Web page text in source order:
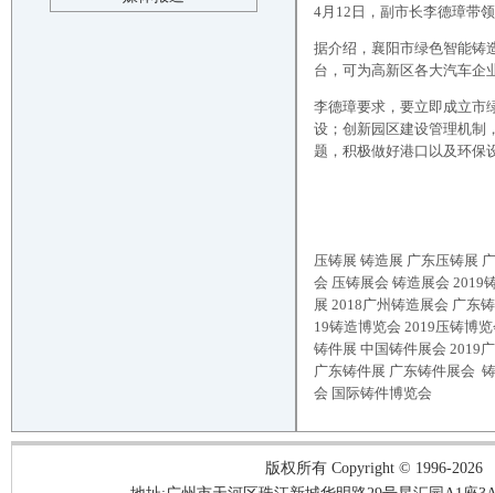
4月12日，副市长李德璋带
据介绍，襄阳市绿色智能铸
台，可为高新区各大汽车企
李德璋要求，要立即成立市
设；创新园区建设管理机制
题，积极做好港口以及环保
压铸展 铸造展 广东压铸展
会 压铸展会 铸造展会 2019
展 2018广州铸造展会 广东
19铸造博览会 2019压铸博
铸件展 中国铸件展会 2019
广东铸件展 广东铸件展会
会 国际铸件博览会
版权所有 Copyright © 1996-2026